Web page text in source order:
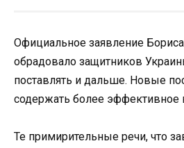
Официальное заявление
обрадовало защитников
поставлять и дальше. Новые
содержать более эффективное
Те примирительные речи, что